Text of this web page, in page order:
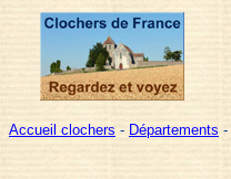
Accueil clochers - Départements -